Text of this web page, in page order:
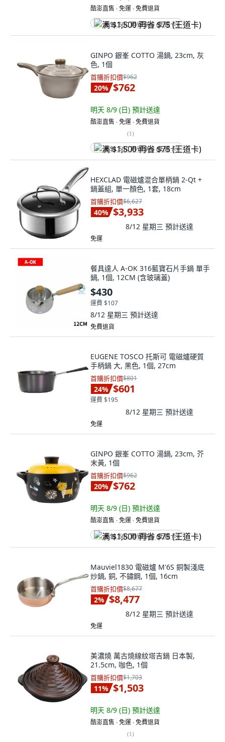
酷澎直售 ∙ 免運 ∙ 免費退貨
满 $1,500 再省 $75 (王道卡)
GINPO 銀峯 COTTO 湯鍋, 23cm, 灰
色, 1個
首購折扣價$962
20% $762
明天 8/9 (日) 預計送達
酷澎直售 ∙ 免運 ∙ 免費退貨
(1)
满 $1,500 再省 $75 (王道卡)
HEXCLAD 電磁爐混合單柄鍋 2-Qt +
鍋蓋組, 單一顏色, 1套, 18cm
首購折扣價$6,627
40% $3,933
8/12 星期三 預計送達
免運
餐具達人 A-OK 316藍寶石片手鍋 單手
鍋, 1個, 12CM (含玻璃蓋)
$430
運費 $107
8/12 星期三 預計送達
免費退貨
EUGENE TOSCO 托斯可 電磁爐硬質
手柄鍋 大, 黑色, 1個, 27cm
首購折扣價$801
24% $601
運費 $195
8/12 星期三 預計送達
免運
GINPO 銀峯 COTTO 湯鍋, 23cm, 芥
末黃, 1個
首購折扣價$962
20% $762
明天 8/9 (日) 預計送達
酷澎直售 ∙ 免運 ∙ 免費退貨
满 $1,500 再省 $75 (王道卡)
Mauviel1830 電磁爐 M'6S 銅製淺底
炒鍋, 銅, 不鏽鋼, 1個, 16cm
首購折扣價$8,677
2% $8,477
8/12 星期三 預計送達
免運
美濃燒 萬古燒線紋塔吉鍋 日本製,
21.5cm, 咖色, 1個
首購折扣價$1,703
11% $1,503
明天 8/9 (日) 預計送達
酷澎直售 ∙ 免運 ∙ 免費退貨
(1)